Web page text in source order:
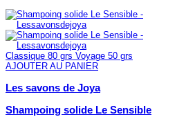
Classique 80 grs Voyage 50 grs
AJOUTER AU PANIER
Les savons de Joya
Shampoing solide Le Sensible